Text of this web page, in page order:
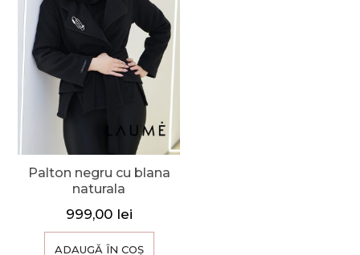
Palton negru cu blana
naturala
999,00 lei
ADAUGĂ ÎN COȘ